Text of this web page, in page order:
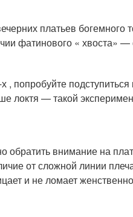
платьев
фатинового « хвоста»
, попробуйте
локтя — такой
обратить внимание на
от сложной линии
и не ломает